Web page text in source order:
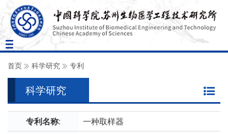
Toggle
navigation
首页 科学研究 专利
科学研究
专利名称:
一种取样器